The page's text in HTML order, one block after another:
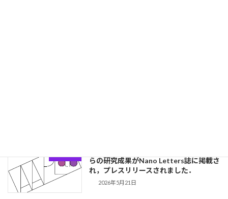
らの研究成果がNano Letters誌に掲載さ
れ，プレスリリースされました．
2026年5月21日